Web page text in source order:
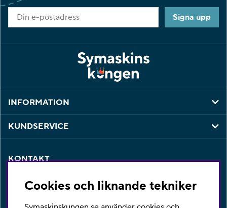
Signa upp
INFORMATION
KUNDSERVICE
KONTAKT
beställning så är du varmt välkommen att kontakta vår
Cookies och liknande tekniker